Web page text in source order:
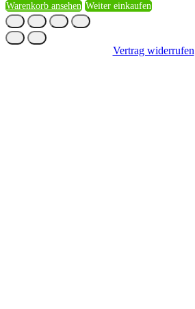
Warenkorb ansehen Weiter einkaufen
Vertrag widerrufen